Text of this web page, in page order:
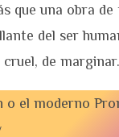
que una obra
del ser
cruel, de marginar.
o el moderno